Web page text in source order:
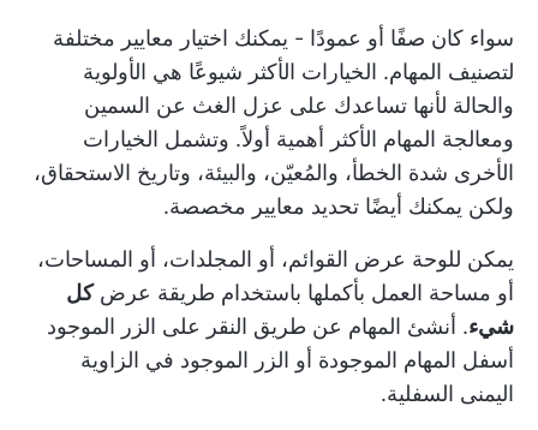
سواء كان صفًا أو عمودًا - يمكنك اختيار معايير مختلفة
لتصنيف المهام. الخيارات الأكثر شيوعًا هي الأولوية
والحالة لأنها تساعدك على عزل الغث عن السمين
ومعالجة المهام الأكثر أهمية أولاً. وتشمل الخيارات
الأخرى شدة الخطأ، والمُعيّن، والبيئة، وتاريخ الاستحقاق،
ولكن يمكنك أيضًا تحديد معايير مخصصة.
يمكن للوحة عرض القوائم، أو المجلدات، أو المساحات،
أو مساحة العمل بأكملها باستخدام طريقة عرضكل
شيء. أنشئ المهام عن طريق النقر على الزر الموجود
أسفل المهام الموجودة أو الزر الموجود في الزاوية
اليمنى السفلية.